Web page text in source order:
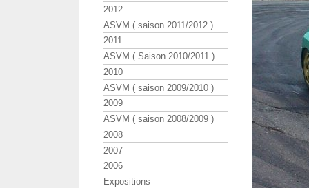
2012
ASVM ( saison 2011/2012 )
2011
ASVM ( Saison 2010/2011 )
2010
ASVM ( saison 2009/2010 )
2009
ASVM ( saison 2008/2009 )
2008
2007
2006
Expositions